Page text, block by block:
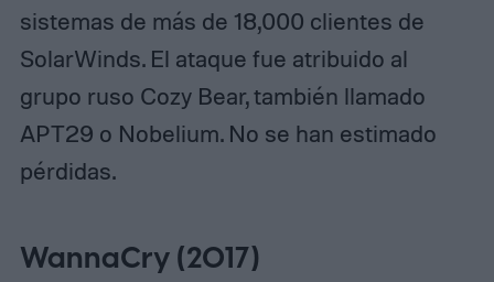
sistemas de más de 18,000 clientes de
SolarWinds. El ataque fue atribuido al
grupo ruso Cozy Bear, también llamado
APT29 o Nobelium. No se han estimado
pérdidas.
WannaCry (2017)